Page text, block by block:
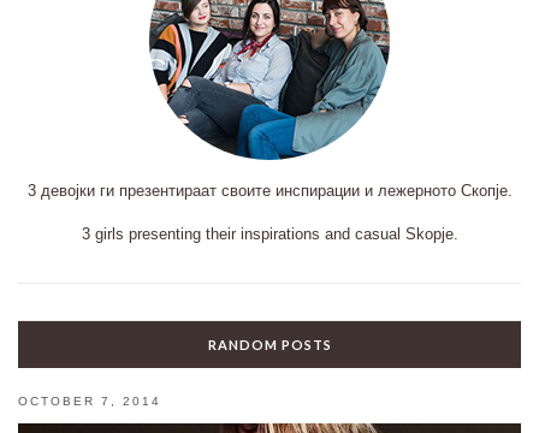
3 девојки ги презентираат своите инспирации и лежерното Скопје.
3 girls presenting their inspirations and casual Skopje.
RANDOM POSTS
OCTOBER 7, 2014